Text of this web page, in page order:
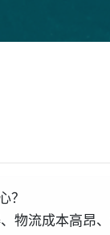
？
物流成本高昂